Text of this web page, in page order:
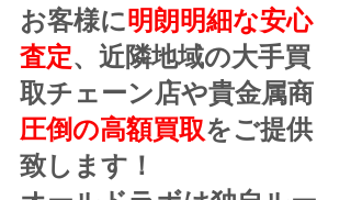
お客様に明朗明細な安心
査定、近隣地域の大手買
取チェーン店や貴金属商
圧倒の高額買取をご提供
致します！